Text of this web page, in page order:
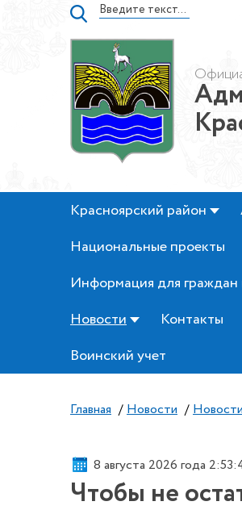
Красноярский район
Национальные проекты
Информация для
Новости
Контакты
Воинский учет
Главная / Новости /
8 августа 2026 года
Чтобы не